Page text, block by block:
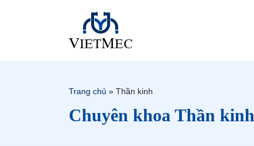
Trang chủ » Thần kinh
Chuyên khoa Thần kinh